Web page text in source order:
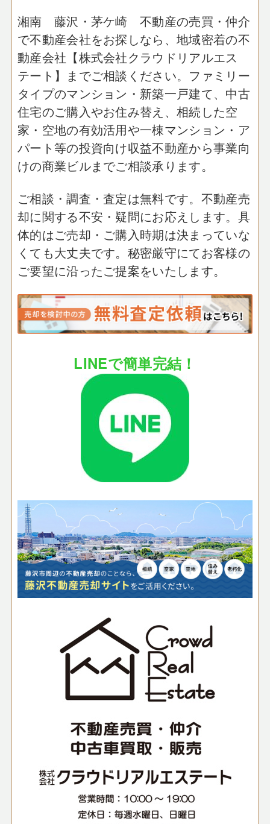
湘南 藤沢・茅ケ崎 不動産の売買・仲介
で不動産会社をお探しなら、地域密着の不
動産会社【株式会社クラウドリアルエス
テート】までご相談ください。ファミリー
タイプのマンション・新築一戸建て、中古
住宅のご購入やお住み替え、相続した空
家・空地の有効活用や一棟マンション・ア
パート等の投資向け収益不動産から事業向
けの商業ビルまでご相談承ります。
ご相談・調査・査定は無料です。不動産売
却に関する不安・疑問にお応えします。具
体的はご売却・ご購入時期は決まっていな
くても大丈夫です。秘密厳守にてお客様の
ご要望に沿ったご提案をいたします。
LINEで簡単完結！